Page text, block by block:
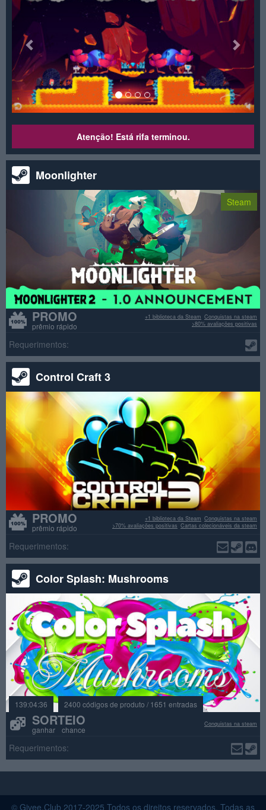
Atenção! Está rifa terminou.
Moonlighter
Steam
PROMO
prêmio rápido
Conquistas na steam
+1 biblioteca da Steam
>80% avaliações positivas
Requerimentos:
Control Craft 3
PROMO
prêmio rápido
Conquistas na steam
+1 biblioteca da Steam
Cartas colecionáveis da steam
>70% avaliações positivas
Requerimentos:
Color Splash: Mushrooms
139:04:36 2400 códigos de produto / 1651 entradas
SORTEIO
ganhar chance
Conquistas na steam
Requerimentos:
© Givee.Club 2017-2025 Todos os direitos reservados. Todas as